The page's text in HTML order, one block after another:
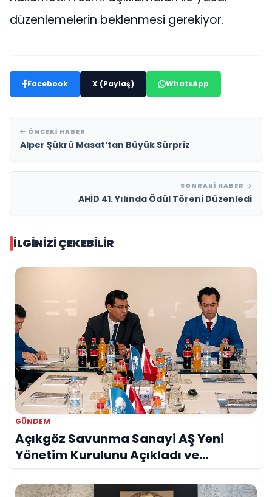
düzenlemelerin beklenmesi gerekiyor.
Facebook X (Paylaş) WhatsApp
ÖNCEKI HABER
Alper Şükrü Masat’tan Büyük Sürpriz
SONRAKI HABER
AHİD 41. Yılında Ödül Töreni Düzenledi
İLGINIZI ÇEKEBILIR
GÜNDEM
Açıkgöz Savunma Sanayi AŞ Yeni
Yönetim Kurulunu Açıkladı ve
Savunma Sanayinde Küresel Vizyon
Vurgusu